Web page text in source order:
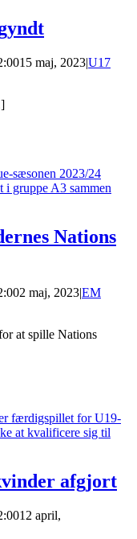
15 maj, 2023|U17
Nations
2 maj, 2023|EM
at spille Nations
afgjort
12 april,